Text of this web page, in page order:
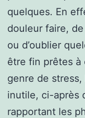
quelques. En
douleur faire,
ou d’oublier
être fin prêtes à
genre de
inutile, ci-après
rapportant les